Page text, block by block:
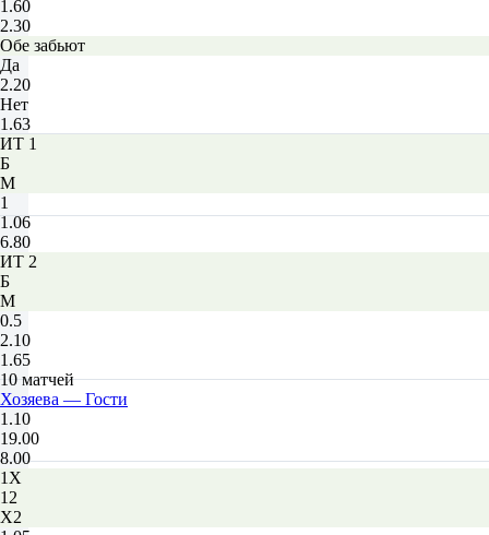
1.60
2.30
Обе забьют
Да
2.20
Нет
1.63
ИТ 1
Б
М
1
1.06
6.80
ИТ 2
Б
М
0.5
2.10
1.65
10 матчей
Хозяева — Гости
1.10
19.00
8.00
1X
12
X2